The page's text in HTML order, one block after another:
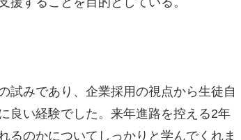
試みであり、企業採用の視点から生徒自
良い経験でした。来年進路を控える2年
るのかについてしっかりと学んでくれま